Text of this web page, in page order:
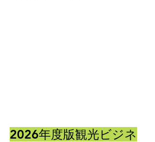
​2026年度版観光ビジネ